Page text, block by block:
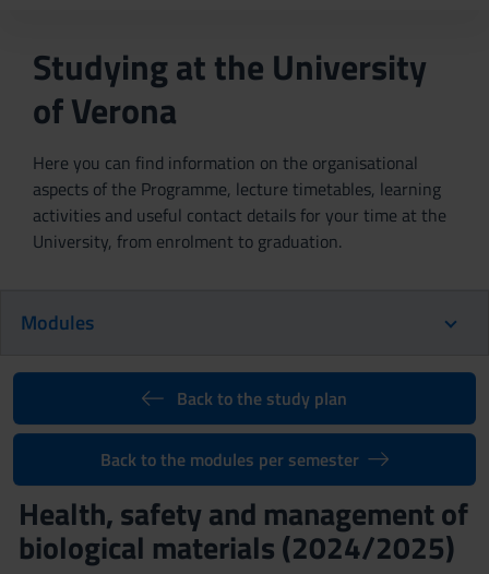
Studying at the University
of Verona
Here you can find information on the organisational
aspects of the Programme, lecture timetables, learning
activities and useful contact details for your time at the
University, from enrolment to graduation.
Modules
Back to the study plan
Back to the modules per semester
Health, safety and management of
biological materials (2024/2025)